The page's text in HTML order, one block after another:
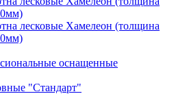
лесковые Хамелеон (толщина
оснащенные
"Стандарт"